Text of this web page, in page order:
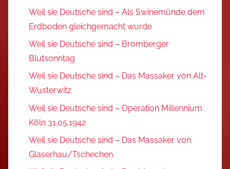
Weil sie Deutsche sind – Als Swinemünde dem
Erdboden gleichgemacht wurde
Weil sie Deutsche sind – Bromberger
Blutsonntag
Weil sie Deutsche sind – Das Massaker von Alt-
Wusterwitz
Weil sie Deutsche sind – Operation Millennium
Köln 31.05.1942
Weil sie Deutsche sind – Das Massaker von
Glaserhau/Tschechen